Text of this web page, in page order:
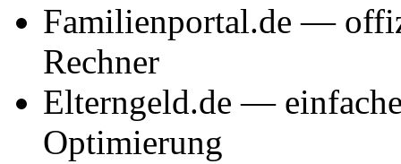
Familienportal.de —
Rechner
Elterngeld.de —
Optimierung